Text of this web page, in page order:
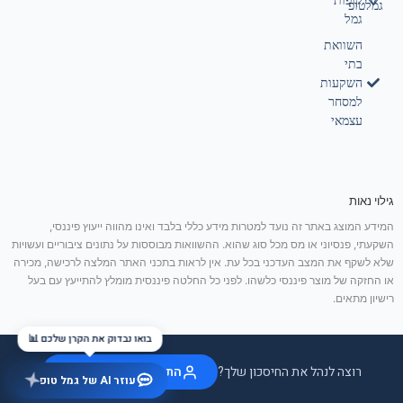
גמל
השוואת
בתי
השקעות
למסחר
עצמאי
גמלטופ
גילוי נאות
המידע המוצג באתר זה נועד למטרות מידע כללי בלבד ואינו מהווה ייעוץ פיננסי,
השקעתי, פנסיוני או מס מכל סוג שהוא. ההשוואות מבוססות על נתונים ציבוריים ועשויות
שלא לשקף את המצב העדכני בכל עת. אין לראות בתכני האתר המלצה לרכישה, מכירה
או החזקה של מוצר פיננסי כלשהו. לפני כל החלטה פיננסית מומלץ להתייעץ עם בעל
רישיון מתאים.
רוצה לנהל את החיסכון שלך? התחבר / הצטרף בחינם
עוזר AI של גמל טופ
בואו נבדוק את הקרן שלכם 📊